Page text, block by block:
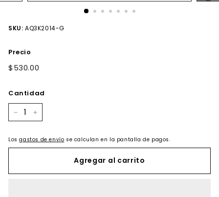
SKU: AQ3K2014-G
Precio
Precio
$530.00
Cantidad
Losgastos de envío se calculan en la pantalla de pagos.
Agregar al carrito